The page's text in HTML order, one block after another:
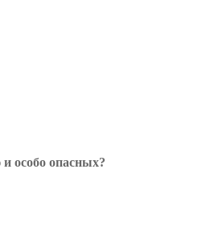
особо опасных?